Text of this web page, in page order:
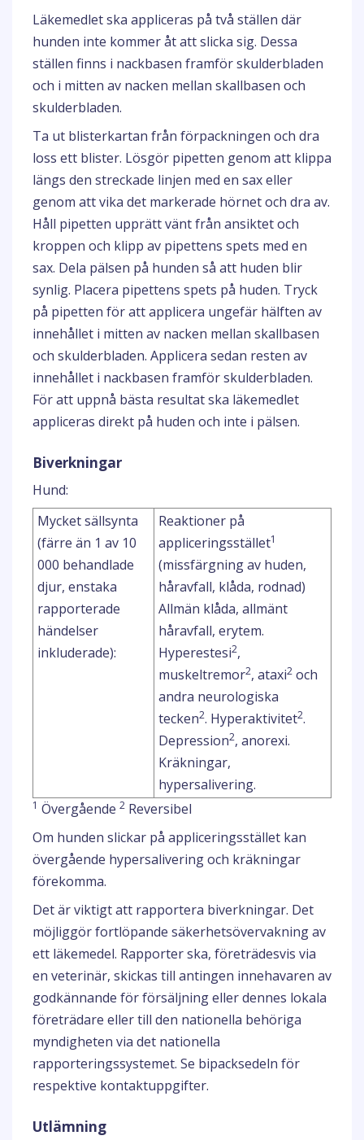
Läkemedlet ska appliceras på två ställen där
hunden inte kommer åt att slicka sig. Dessa
ställen finns i nackbasen framför skulderbladen
och i mitten av nacken mellan skallbasen och
skulderbladen.
Ta ut blisterkartan från förpackningen och dra
loss ett blister. Lösgör pipetten genom att klippa
längs den streckade linjen med en sax eller
genom att vika det markerade hörnet och dra av.
Håll pipetten upprätt vänt från ansiktet och
kroppen och klipp av pipettens spets med en
sax. Dela pälsen på hunden så att huden blir
synlig. Placera pipettens spets på huden. Tryck
på pipetten för att applicera ungefär hälften av
innehållet i mitten av nacken mellan skallbasen
och skulderbladen. Applicera sedan resten av
innehållet i nackbasen framför skulderbladen.
För att uppnå bästa resultat ska läkemedlet
appliceras direkt på huden och inte i pälsen.
Biverkningar
Hund:
Mycket sällsynta
(färre än 1 av 10
000 behandlade
djur, enstaka
rapporterade
händelser
inkluderade):
Reaktioner på
appliceringsstället1
(missfärgning av huden,
håravfall, klåda, rodnad)
Allmän klåda, allmänt
håravfall, erytem.
Hyperestesi2,
muskeltremor2, ataxi2 och
andra neurologiska
tecken2. Hyperaktivitet2.
Depression2, anorexi.
Kräkningar,
hypersalivering.
1 Övergående 2 Reversibel
Om hunden slickar på appliceringsstället kan
övergående hypersalivering och kräkningar
förekomma.
Det är viktigt att rapportera biverkningar. Det
möjliggör fortlöpande säkerhetsövervakning av
ett läkemedel. Rapporter ska, företrädesvis via
en veterinär, skickas till antingen innehavaren av
godkännande för försäljning eller dennes lokala
företrädare eller till den nationella behöriga
myndigheten via det nationella
rapporteringssystemet. Se bipacksedeln för
respektive kontaktuppgifter.
Utlämning